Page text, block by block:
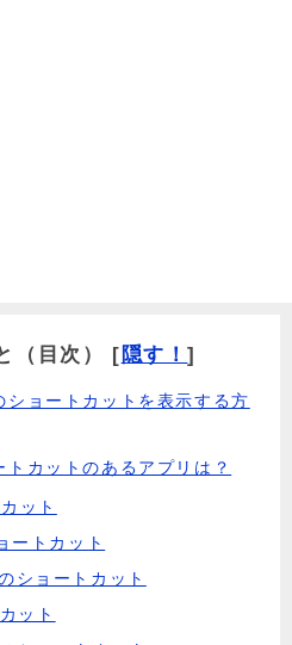
（目次） [ 隠す！]
ショートカットを表示する方
カットのあるアプリは？
ット
ートカット
ショートカット
ット